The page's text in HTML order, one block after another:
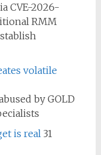
CVE-2026-
RMM
volatile
by GOLD
is real 31